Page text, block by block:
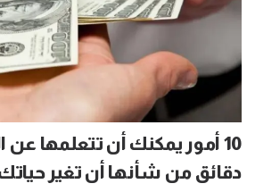
دقائق من شأنها أن تغير